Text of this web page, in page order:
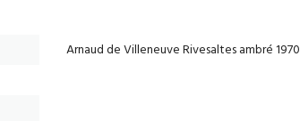
Arnaud de Villeneuve Rivesaltes ambré 1970